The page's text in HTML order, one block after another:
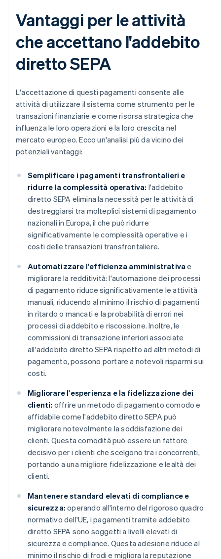
Vantaggi per le attività
che accettano l'addebito
diretto SEPA
L'accettazione di questi pagamenti consente alle
attività di utilizzare il sistema come strumento per le
transazioni finanziarie e come risorsa strategica che
influenza le loro operazioni e la loro crescita nel
mercato europeo. Ecco un'analisi più da vicino dei
potenziali vantaggi:
Semplificare i pagamenti transfrontalieri e
ridurre la complessità operativa: l'addebito
diretto SEPA elimina la necessità per le attività di
destreggiarsi tra molteplici sistemi di pagamento
nazionali in Europa, il che può ridurre
significativamente le complessità operative e i
costi delle transazioni transfrontaliere.
Automatizzare l'efficienza amministrativa e
migliorare la redditività: l'automazione dei processi
di pagamento riduce significativamente le attività
manuali, riducendo al minimo il rischio di pagamenti
in ritardo o mancati e la probabilità di errori nei
processi di addebito e riscossione. Inoltre, le
commissioni di transazione inferiori associate
all'addebito diretto SEPA rispetto ad altri metodi di
pagamento, possono portare a notevoli risparmi sui
costi.
Migliorare l'esperienza e la fidelizzazione dei
clienti: offrire un metodo di pagamento comodo e
affidabile come l'addebito diretto SEPA può
migliorare notevolmente la soddisfazione dei
clienti. Questa comodità può essere un fattore
decisivo per i clienti che scelgono tra i concorrenti,
portando a una migliore fidelizzazione e lealtà dei
clienti.
Mantenere standard elevati di compliance e
sicurezza: operando all'interno del rigoroso quadro
normativo dell'UE, i pagamenti tramite addebito
diretto SEPA sono soggetti a livelli elevati di
sicurezza e compliance. Questa adesione riduce al
minimo il rischio di frodi e migliora la reputazione